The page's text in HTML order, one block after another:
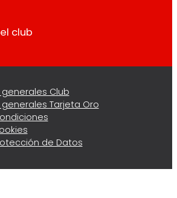
club
Club
Tarjeta Oro
de Datos